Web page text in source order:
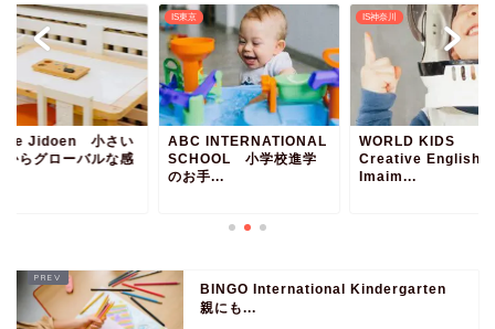
Jidoen 小さい
からグローバルな感
IS東京
ABC INTERNATIONAL
SCHOOL 小学校進学
のお手...
IS神奈川
WORLD KIDS
Creative English
Imaim...
BINGO International Kindergarten
親にも...